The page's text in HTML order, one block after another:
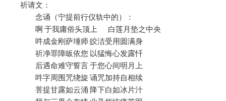
祈请文：
念诵（宁提前行仪轨中的）：
啊 于我庸俗头顶上 白莲月垫之中央
吽成金刚萨埵师 皎洁受用圆满身
祈净罪障皈依您 以猛悔心发露忏
后遇命难守誓言 于您心间明月上
吽字周围咒绕旋 诵咒加持自相续
菩提甘露如云涌 降下白如冰片汁